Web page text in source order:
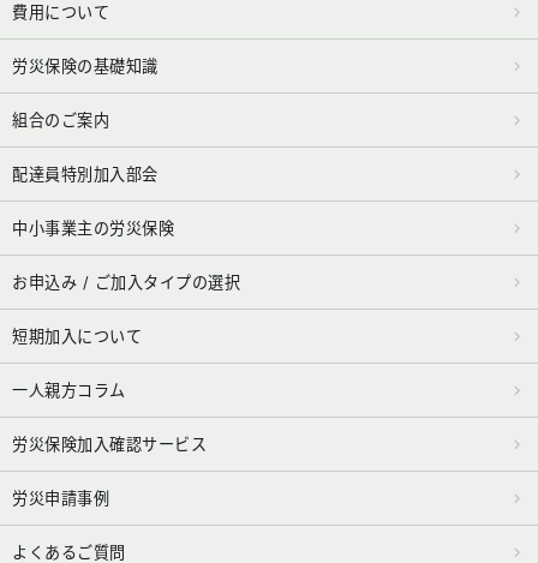
費用について
労災保険の基礎知識
組合のご案内
配達員特別加入部会
中小事業主の労災保険
お申込み / ご加入タイプの選択
短期加入について
一人親方コラム
労災保険加入確認サービス
労災申請事例
よくあるご質問